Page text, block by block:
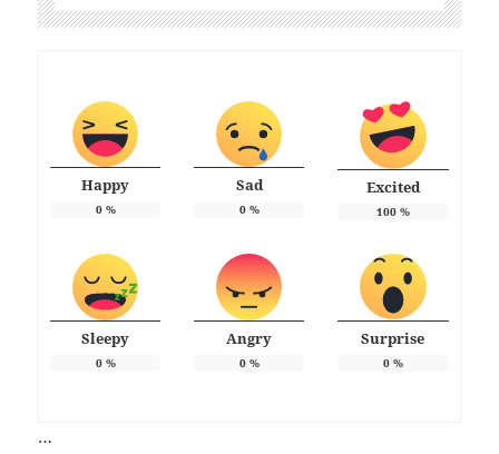
Happy
0%
Sad
0%
Excited
100%
Sleepy
0%
Angry
0%
Surprise
0%
…